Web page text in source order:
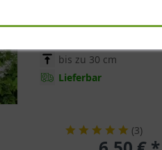
schattig
bis zu 30 cm
Lieferbar
(3)